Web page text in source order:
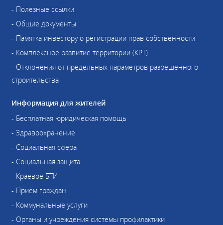
- Полезные ссылки
- Общие документы
- Памятка инвестору о регистрации прав собственности
- Комплексное развитие территории (КРТ)
- Отклонения от предельных параметров разрешенного
строительства
Информация для жителей
- Бесплатная юридическая помощь
- Здравоохранение
- Социальная сфера
- Социальная защита
- Краевое БТИ
- Приём граждан
- Коммунальные услуги
- Органы и учреждения системы профилактики